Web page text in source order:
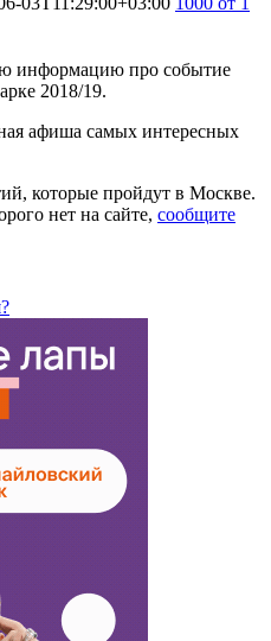
информацию про событие
2018/19.
афиша самых интересных
которые пройдут в Москве.
нет на сайте, сообщите